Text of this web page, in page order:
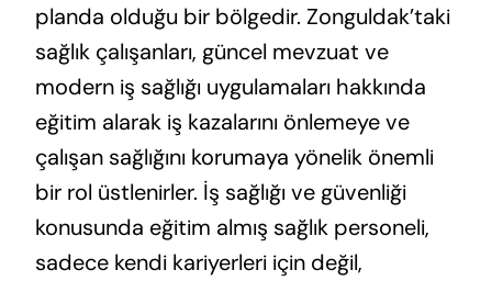
planda olduğu bir bölgedir. Zonguldak’taki
sağlık çalışanları, güncel mevzuat ve
modern iş sağlığı uygulamaları hakkında
eğitim alarak iş kazalarını önlemeye ve
çalışan sağlığını korumaya yönelik önemli
bir rol üstlenirler. İş sağlığı ve güvenliği
konusunda eğitim almış sağlık personeli,
sadece kendi kariyerleri için değil,